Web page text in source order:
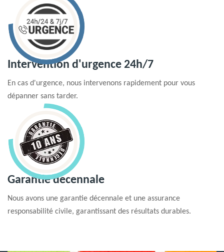
Intervention d'urgence 24h/7
En cas d'urgence, nous intervenons rapidement pour vous
dépanner sans tarder.
Garantie decennale
Nous avons une garantie décennale et une assurance
responsabilité civile, garantissant des résultats durables.